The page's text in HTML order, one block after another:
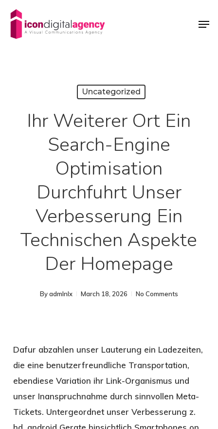
Skip
main
Uncategorized
Ihr Weiterer Ort Ein
Search-Engine
Optimisation
Durchfuhrt Unser
Verbesserung Ein
Technischen Aspekte
Der Homepage
Byadmlnlx March 18, 2026 No Comments
Dafur abzahlen unser Lauterung ein Ladezeiten,
die eine benutzerfreundliche Transportation,
ebendiese Variation ihr Link-Organismus und
unser Inanspruchnahme durch sinnvollen Meta-
Tickets. Untergeordnet unser Verbesserung z.